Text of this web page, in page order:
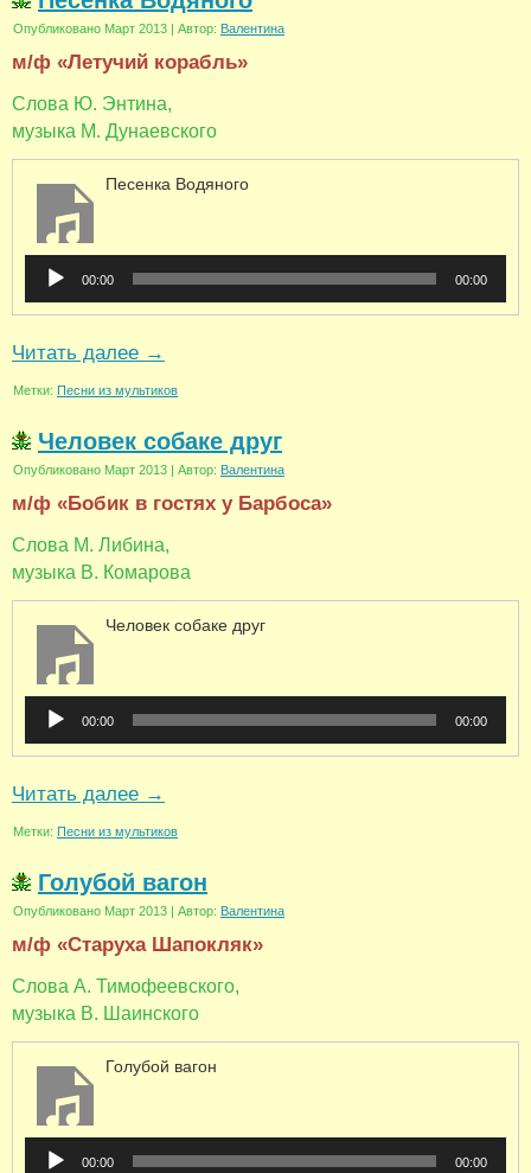
Опубликовано Март 2013 | Автор: Валентина
м/ф «Летучий корабль»
Слова Ю. Энтина,
музыка М. Дунаевского
Песенка Водяного
Аудиоплеер
00:00 00:00
Читать далее →
Метки: Песни из мультиков
Человек собаке друг
Опубликовано Март 2013 | Автор: Валентина
м/ф «Бобик в гостях у Барбоса»
Слова М. Либина,
музыка В. Комарова
Человек собаке друг
Аудиоплеер
00:00 00:00
Читать далее →
Метки: Песни из мультиков
Голубой вагон
Опубликовано Март 2013 | Автор: Валентина
м/ф «Старуха Шапокляк»
Слова А. Тимофеевского,
музыка В. Шаинского
Голубой вагон
Аудиоплеер
00:00 00:00